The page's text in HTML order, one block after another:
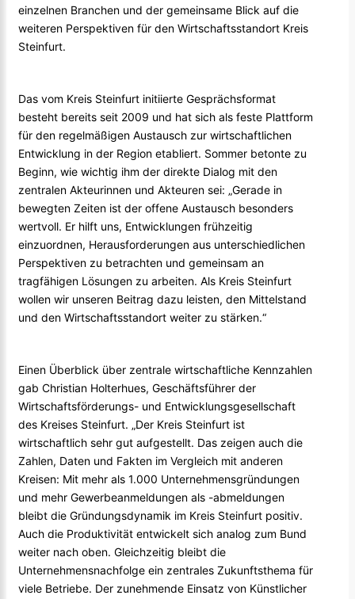
einzelnen Branchen und der gemeinsame Blick auf die
weiteren Perspektiven für den Wirtschaftsstandort Kreis
Steinfurt.
Das vom Kreis Steinfurt initiierte Gesprächsformat
besteht bereits seit 2009 und hat sich als feste Plattform
für den regelmäßigen Austausch zur wirtschaftlichen
Entwicklung in der Region etabliert. Sommer betonte zu
Beginn, wie wichtig ihm der direkte Dialog mit den
zentralen Akteurinnen und Akteuren sei: „Gerade in
bewegten Zeiten ist der offene Austausch besonders
wertvoll. Er hilft uns, Entwicklungen frühzeitig
einzuordnen, Herausforderungen aus unterschiedlichen
Perspektiven zu betrachten und gemeinsam an
tragfähigen Lösungen zu arbeiten. Als Kreis Steinfurt
wollen wir unseren Beitrag dazu leisten, den Mittelstand
und den Wirtschaftsstandort weiter zu stärken.“
Einen Überblick über zentrale wirtschaftliche Kennzahlen
gab Christian Holterhues, Geschäftsführer der
Wirtschaftsförderungs- und Entwicklungsgesellschaft
des Kreises Steinfurt. „Der Kreis Steinfurt ist
wirtschaftlich sehr gut aufgestellt. Das zeigen auch die
Zahlen, Daten und Fakten im Vergleich mit anderen
Kreisen: Mit mehr als 1.000 Unternehmensgründungen
und mehr Gewerbeanmeldungen als -abmeldungen
bleibt die Gründungsdynamik im Kreis Steinfurt positiv.
Auch die Produktivität entwickelt sich analog zum Bund
weiter nach oben. Gleichzeitig bleibt die
Unternehmensnachfolge ein zentrales Zukunftsthema für
viele Betriebe. Der zunehmende Einsatz von Künstlicher